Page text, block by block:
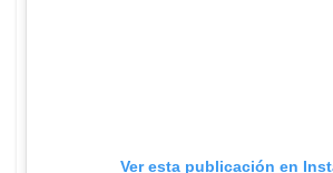
Ver esta publicación en